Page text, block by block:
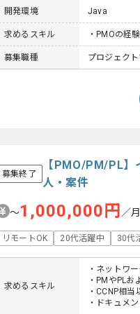
開発環境 Java
求めるスキル ・PMOの経験
募集職種 プロジェク
募集終了
【PMO/PM/PL】
人・案件
〜1,000,000円 ／
リモートOK 20代活躍中 30代
求めるスキル
・ネットワ
・PMやPL
・CCNP相
・ドキュメ